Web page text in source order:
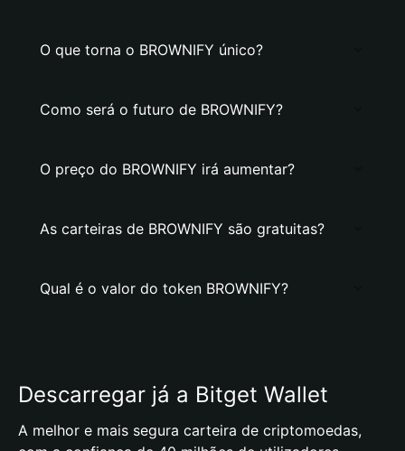
O que torna o BROWNIFY único?
Como será o futuro de BROWNIFY?
O preço do BROWNIFY irá aumentar?
As carteiras de BROWNIFY são gratuitas?
Qual é o valor do token BROWNIFY?
Descarregar já a Bitget Wallet
A melhor e mais segura carteira de criptomoedas,